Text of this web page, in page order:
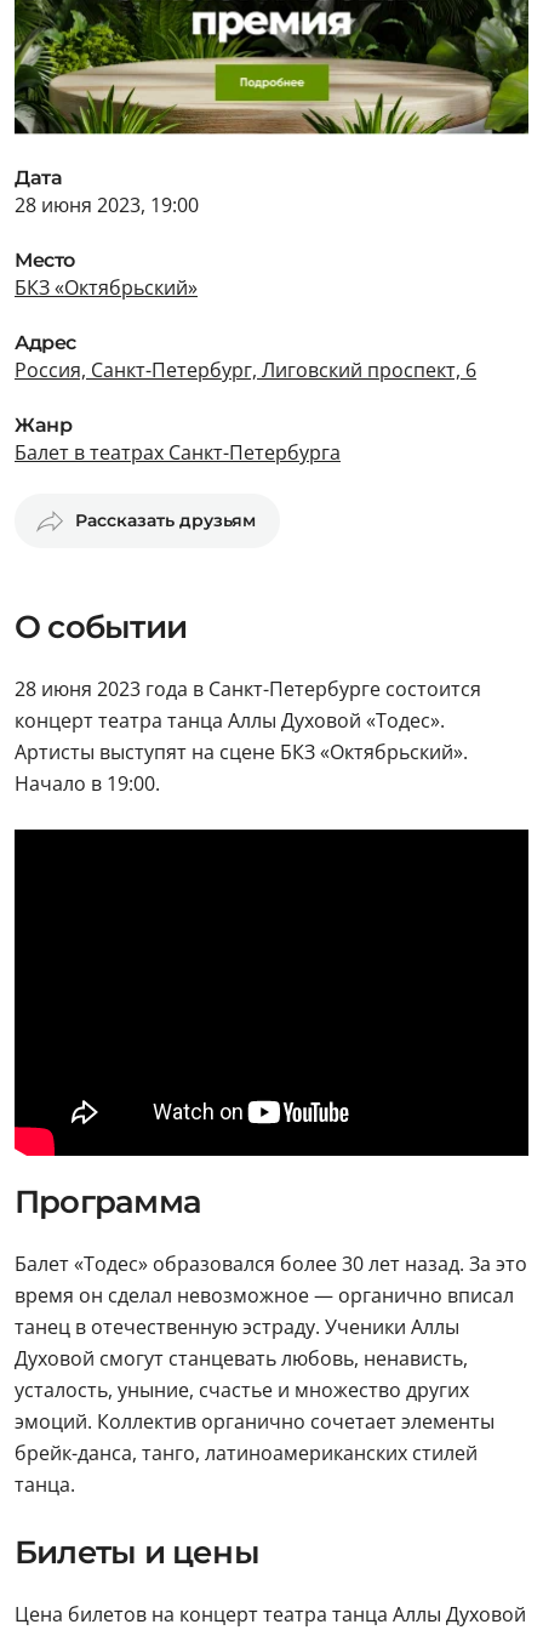
Дата
28 июня 2023, 19:00
Место
БКЗ «Октябрьский»
Адрес
Россия, Санкт-Петербург, Лиговский проспект, 6
Жанр
Балет в театрах Санкт-Петербурга
Рассказать друзьям
О событии
28 июня 2023 года в Санкт-Петербурге состоится
концерт театра танца Аллы Духовой «Тодес».
Артисты выступят на сцене БКЗ «Октябрьский».
Начало в 19:00.
Программа
Балет «Тодес» образовался более 30 лет назад. За это
время он сделал невозможное — органично вписал
танец в отечественную эстраду. Ученики Аллы
Духовой смогут станцевать любовь, ненависть,
усталость, уныние, счастье и множество других
эмоций. Коллектив органично сочетает элементы
брейк-данса, танго, латиноамериканских стилей
танца.
Билеты и цены
Цена билетов на концерт театра танца Аллы Духовой